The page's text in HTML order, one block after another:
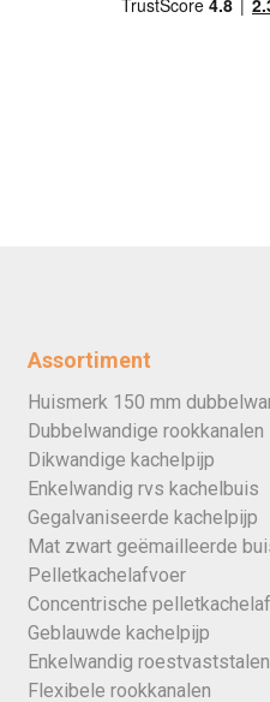
Assortiment
Huismerk 150 mm
Dubbelwandige rookkanalen
Dikwandige kachelpijp
Enkelwandig rvs kachelbuis
Gegalvaniseerde kachelpijp
Mat zwart geëmailleerde
Pelletkachelafvoer
Concentrische
Geblauwde kachelpijp
Enkelwandig
Flexibele rookkanalen